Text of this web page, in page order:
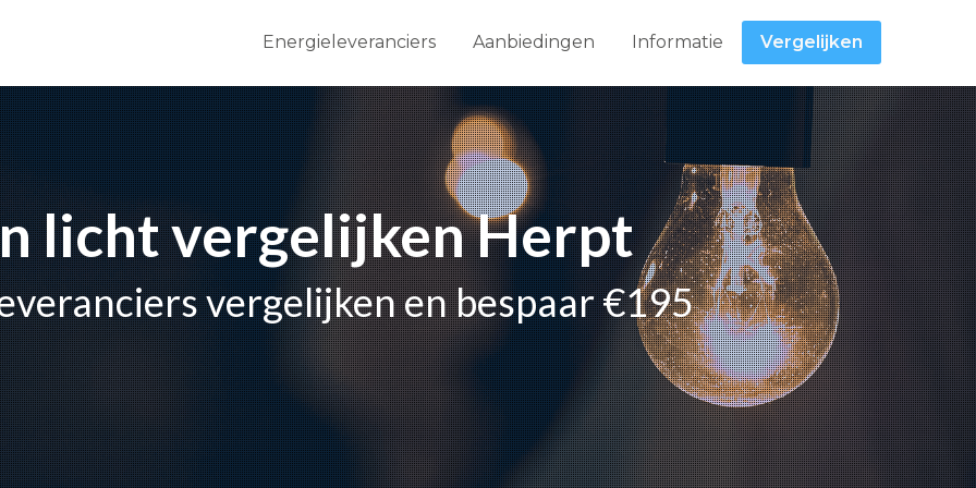
Energieleveranciers Aanbiedingen Informatie Vergelijken
licht vergelijken Herpt
vergelijken en bespaar €195